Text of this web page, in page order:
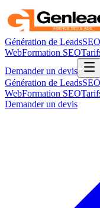
Génération de LeadsSEO
WebFormation SEO
Demander un devis
Génération de LeadsSEO
WebFormation SEO
Demander un devis